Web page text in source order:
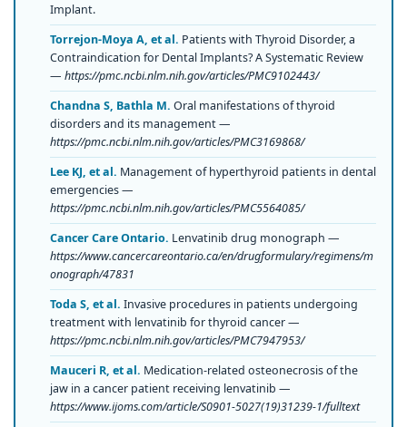
Implant.
Torrejon-Moya A, et al. Patients with Thyroid Disorder, a
Contraindication for Dental Implants? A Systematic Review
— https://pmc.ncbi.nlm.nih.gov/articles/PMC9102443/
Chandna S, Bathla M. Oral manifestations of thyroid
disorders and its management —
https://pmc.ncbi.nlm.nih.gov/articles/PMC3169868/
Lee KJ, et al. Management of hyperthyroid patients in dental
emergencies —
https://pmc.ncbi.nlm.nih.gov/articles/PMC5564085/
Cancer Care Ontario. Lenvatinib drug monograph —
https://www.cancercareontario.ca/en/drugformulary/regimens/m
onograph/47831
Toda S, et al. Invasive procedures in patients undergoing
treatment with lenvatinib for thyroid cancer —
https://pmc.ncbi.nlm.nih.gov/articles/PMC7947953/
Mauceri R, et al. Medication-related osteonecrosis of the
jaw in a cancer patient receiving lenvatinib —
https://www.ijoms.com/article/S0901-5027(19)31239-1/fulltext